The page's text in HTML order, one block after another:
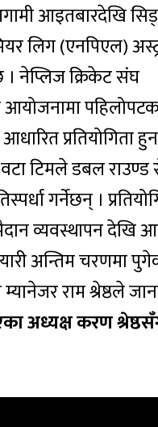
आइतबारदेखि
लिग (एनपिएल)
नेप्लिज क्रिकेट संघ
आयोजनामा
प्रतियोगिता
टिमले डबल राउण्ड
गर्नेछन् ।
व्यवस्थापन देखि
अन्तिम चरणमा
राम श्रेष्ठले
अध्यक्ष करण